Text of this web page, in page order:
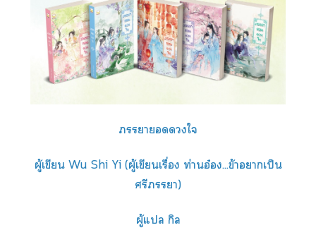
าใ
ผู้เขียน Wu Shi Yi (ผู้เขียนเรื่อง ท่านอ๋อง...ข้าาเป็น
ศรีา)
ผู้แ กิล